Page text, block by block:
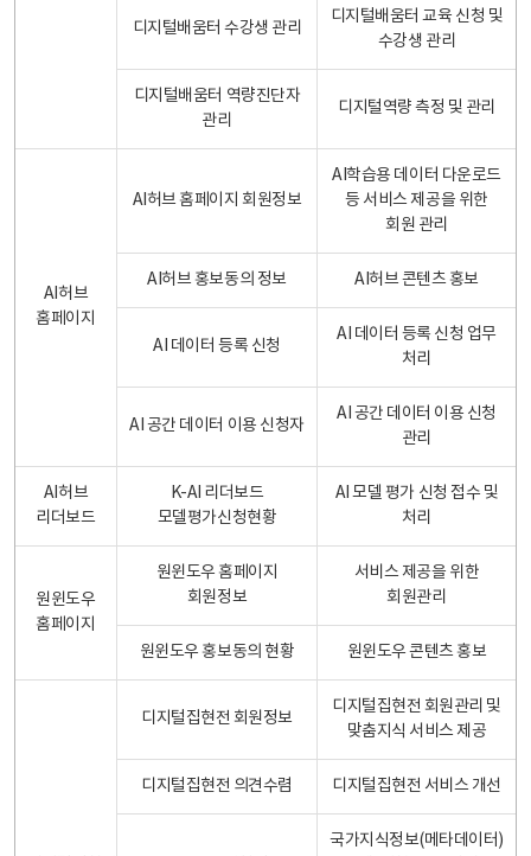
디지털배움터 수강생 관리
디지털배움터 교육 신청 및
수강생 관리
디지털배움터 역량진단자
관리
디지털역량 측정 및 관리
AI허브
홈페이지
AI허브 홈페이지 회원정보
AI학습용 데이터 다운로드
등 서비스 제공을 위한
회원 관리
AI허브 홍보동의 정보 AI허브 콘텐츠 홍보
AI 데이터 등록 신청
AI 데이터 등록 신청 업무
처리
AI 공간 데이터 이용 신청자
AI 공간 데이터 이용 신청
관리
AI허브
리더보드
K-AI 리더보드
모델평가신청현황
AI 모델 평가 신청 접수 및
처리
원윈도우
홈페이지
원윈도우 홈페이지
회원정보
서비스 제공을 위한
회원관리
원윈도우 홍보동의 현황 원윈도우 콘텐츠 홍보
디지털집현전 회원정보
디지털집현전 회원관리 및
맞춤지식 서비스 제공
디지털집현전 의견수렴 디지털집현전 서비스 개선
국가지식정보(메타데이터)